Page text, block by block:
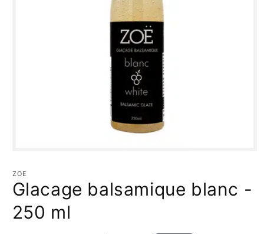
média
1
dans
une
fenêtre
modale
ZOE
Glacage balsamique blanc -
250 ml